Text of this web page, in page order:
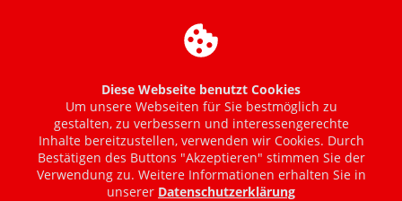
Diese Webseite benutzt Cookies
Um unsere Webseiten für Sie bestmöglich zu
gestalten, zu verbessern und interessengerechte
Inhalte bereitzustellen, verwenden wir Cookies. Durch
Bestätigen des Buttons "Akzeptieren" stimmen Sie der
Verwendung zu. Weitere Informationen erhalten Sie in
unserer Datenschutzerklärung